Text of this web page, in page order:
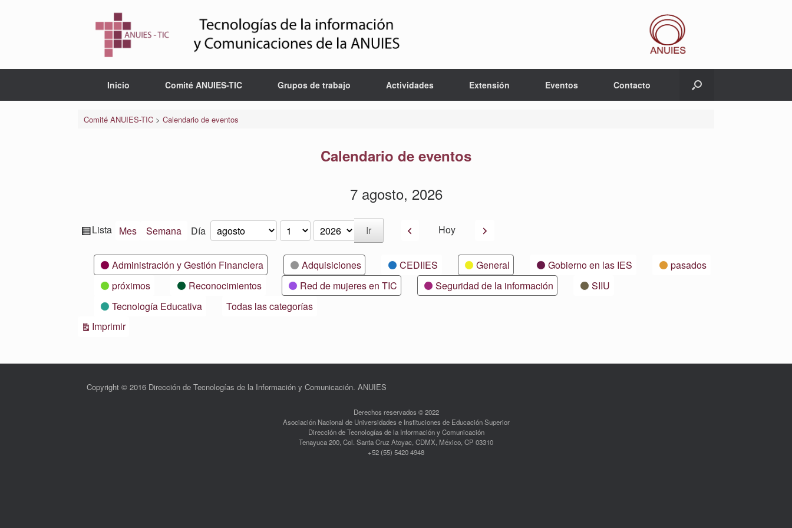
Inicio Comité ANUIES-TIC Grupos de trabajo Actividades Extensión Eventos Contacto
Comité ANUIES-TIC> Calendario de eventos
Calendario de eventos
7 agosto, 2026
Ver
Lista Mes Semana Día Mes
Día
Año AnteriorHoy Siguiente
CategoríasAdministración y Gestión Financiera Adquisiciones CEDIIES General Gobierno en las IES
pasados
próximos
Reconocimientos Red de mujeres en TIC Seguridad de la información
SIIU
Tecnología Educativa
Todas las categorías
ImprimirVistas
Copyright © 2016 Dirección de Tecnologías de la Información y Comunicación. ANUIES
Derechos reservados © 2022
Asociación Nacional de Universidades e Instituciones de Educación Superior
Dirección de Tecnologías de la Información y Comunicación
Tenayuca 200, Col. Santa Cruz Atoyac, CDMX, México, CP 03310
+52 (55) 5420 4948